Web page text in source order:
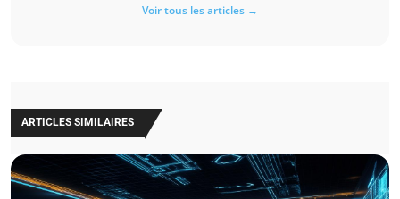
Voir tous les articles →
ARTICLES SIMILAIRES